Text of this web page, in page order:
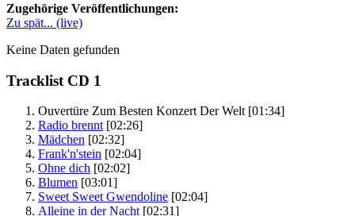
Zugehörige Veröffentlichungen:
Zu spät... (live)
Keine Daten gefunden
Tracklist CD 1
Ouvertüre Zum Besten Konzert Der Welt [01:34]
Radio brennt [02:26]
Mädchen [02:32]
Frank'n'stein [02:04]
Ohne dich [02:02]
Blumen [03:01]
Sweet Sweet Gwendoline [02:04]
Alleine in der Nacht [02:31]